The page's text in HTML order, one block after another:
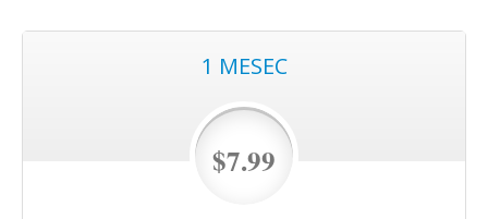
1 MESEC
$7.99